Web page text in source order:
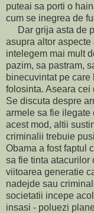
puteai sa porti o
cum se inegrea de
Dar grija asta de
asupra altor
intelegem mai mult
pazim, sa pastram,
binecuvintat pe
folosinta. Aseara cei
Se discuta despre
armele sa fie ilegate
acest mod, altii
criminalii trebuie
Obama a fost faptul
sa fie tinta atacurilor
viitoarea generatie
nadejde sau
societatii incepe
insasi - poluezi